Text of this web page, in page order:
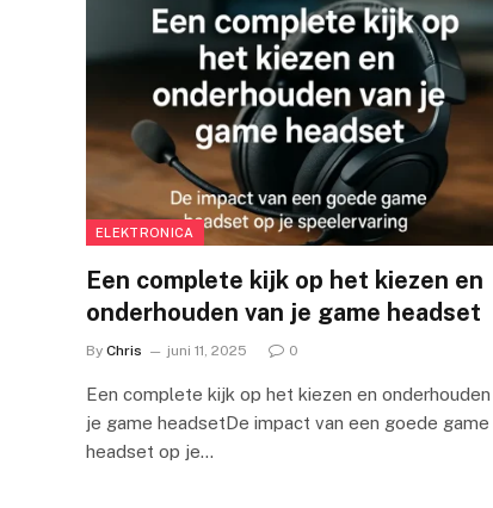
ELEKTRONICA
Een complete kijk op het kiezen en
onderhouden van je game headset
By Chris juni 11, 2025 0
Een complete kijk op het kiezen en onderhouden
je game headsetDe impact van een goede game
headset op je…